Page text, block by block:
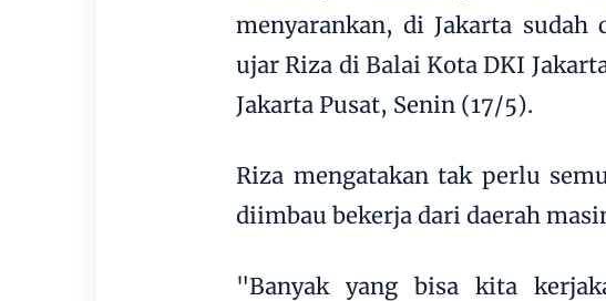
menyarankan, di Jakarta
ujar Riza di Balai Kota DKI
Jakarta Pusat, Senin (17/5).
Riza mengatakan tak perlu
diimbau bekerja dari daerah
"Banyak yang bisa kita